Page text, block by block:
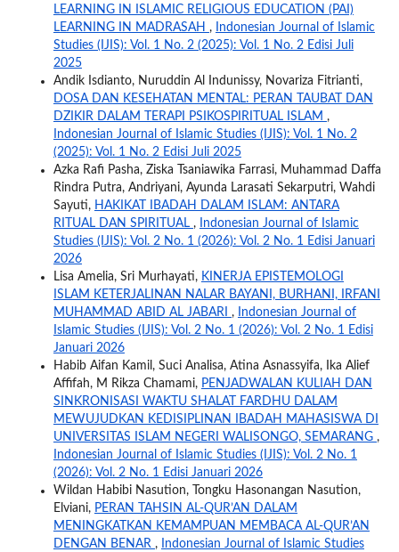
LEARNING IN ISLAMIC RELIGIOUS EDUCATION (PAI)
LEARNING IN MADRASAH ,
Indonesian Journal of Islamic
Studies (IJIS): Vol. 1 No. 2 (2025): Vol. 1 No. 2 Edisi Juli
2025
Andik Isdianto, Nuruddin Al Indunissy, Novariza Fitrianti,
DOSA DAN KESEHATAN MENTAL: PERAN TAUBAT DAN
DZIKIR DALAM TERAPI PSIKOSPIRITUAL ISLAM ,
Indonesian Journal of Islamic Studies (IJIS): Vol. 1 No. 2
(2025): Vol. 1 No. 2 Edisi Juli 2025
Azka Rafi Pasha, Ziska Tsaniawika Farrasi, Muhammad Daffa
Rindra Putra, Andriyani, Ayunda Larasati Sekarputri, Wahdi
Sayuti, HAKIKAT IBADAH DALAM ISLAM: ANTARA
RITUAL DAN SPIRITUAL ,
Indonesian Journal of Islamic
Studies (IJIS): Vol. 2 No. 1 (2026): Vol. 2 No. 1 Edisi Januari
2026
Lisa Amelia, Sri Murhayati, KINERJA EPISTEMOLOGI
ISLAM KETERJALINAN NALAR BAYANI, BURHANI, IRFANI
MUHAMMAD ABID AL JABARI ,
Indonesian Journal of
Islamic Studies (IJIS): Vol. 2 No. 1 (2026): Vol. 2 No. 1 Edisi
Januari 2026
Habib Aifan Kamil, Suci Analisa, Atina Asnassyifa, Ika Alief
Affifah, M Rikza Chamami, PENJADWALAN KULIAH DAN
SINKRONISASI WAKTU SHALAT FARDHU DALAM
MEWUJUDKAN KEDISIPLINAN IBADAH MAHASISWA DI
UNIVERSITAS ISLAM NEGERI WALISONGO, SEMARANG ,
Indonesian Journal of Islamic Studies (IJIS): Vol. 2 No. 1
(2026): Vol. 2 No. 1 Edisi Januari 2026
Wildan Habibi Nasution, Tongku Hasonangan Nasution,
Elviani, PERAN TAHSIN AL-QUR’AN DALAM
MENINGKATKAN KEMAMPUAN MEMBACA AL-QUR’AN
DENGAN BENAR ,
Indonesian Journal of Islamic Studies